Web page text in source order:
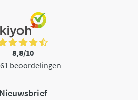
8,8/10
beoordelingen
Nieuwsbrief